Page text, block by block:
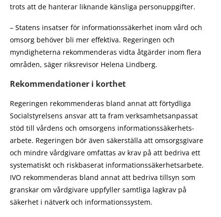
trots att de hanterar liknande känsliga personuppgifter.
– Statens insatser för informationssäkerhet inom vård och
omsorg behöver bli mer effektiva. Regeringen och
myndigheterna rekommenderas vidta åtgärder inom flera
områden, säger riksrevisor Helena Lindberg.
Rekommendationer i korthet
Regeringen rekommenderas bland annat att förtydliga
Socialstyrelsens ansvar att ta fram verksamhetsanpassat
stöd till vårdens och omsorgens informationssäkerhets-
arbete. Regeringen bör även säkerställa att omsorgsgivare
och mindre vårdgivare omfattas av krav på att bedriva ett
systematiskt och riskbaserat informationssäkerhetsarbete.
IVO rekommenderas bland annat att bedriva tillsyn som
granskar om vårdgivare uppfyller samtliga lagkrav på
säkerhet i nätverk och informationssystem.